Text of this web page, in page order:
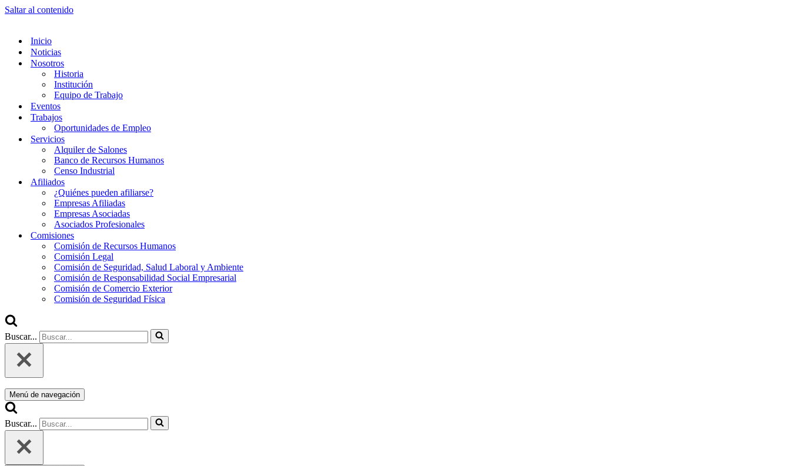
Saltar al contenido
Inicio
Noticias
Nosotros
Historia
Institución
Equipo de Trabajo
Eventos
Trabajos
Oportunidades de Empleo
Servicios
Alquiler de Salones
Banco de Recursos Humanos
Censo Industrial
Afiliados
¿Quiénes pueden afiliarse?
Empresas Afiliadas
Empresas Asociadas
Asociados Profesionales
Comisiones
Comisión de Recursos Humanos
Comisión Legal
Comisión de Seguridad, Salud Laboral y Ambiente
Comisión de Responsabilidad Social Empresarial
Comisión de Comercio Exterior
Comisión de Seguridad Física
Buscar...
Menú de navegación
Buscar...